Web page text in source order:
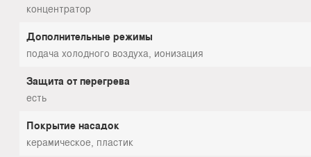
концентратор
Дополнительные режимы
подача холодного воздуха, ионизация
Защита от перегрева
есть
Покрытие насадок
керамическое, пластик